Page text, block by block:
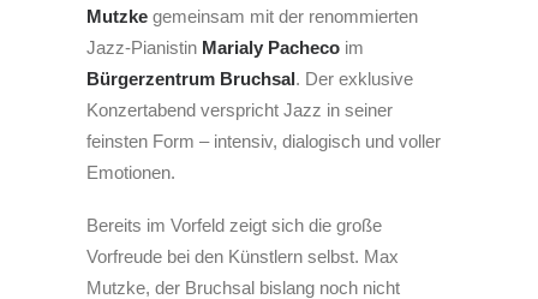
Mutzke gemeinsam mit der renommierten
Jazz-Pianistin Marialy Pacheco im
Bürgerzentrum Bruchsal. Der exklusive
Konzertabend verspricht Jazz in seiner
feinsten Form – intensiv, dialogisch und voller
Emotionen.
Bereits im Vorfeld zeigt sich die große
Vorfreude bei den Künstlern selbst. Max
Mutzke, der Bruchsal bislang noch nicht